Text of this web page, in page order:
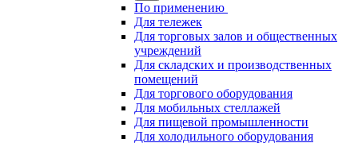
По применению
Для тележек
Для торговых залов и общественных
учреждений
Для складских и производственных
помещений
Для торгового оборудования
Для мобильных стеллажей
Для пищевой промышленности
Для холодильного оборудования